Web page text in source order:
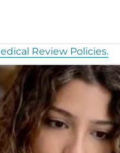
Review Policies.